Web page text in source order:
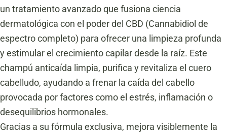
un tratamiento avanzado que fusiona ciencia
dermatológica con el poder del CBD (Cannabidiol de
espectro completo) para ofrecer una limpieza profunda
y estimular el crecimiento capilar desde la raíz. Este
champú anticaída limpia, purifica y revitaliza el cuero
cabelludo, ayudando a frenar la caída del cabello
provocada por factores como el estrés, inflamación o
desequilibrios hormonales.
Gracias a su fórmula exclusiva, mejora visiblemente la